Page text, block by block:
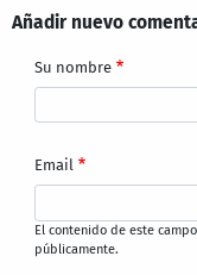
Añadir nuevo
Su nombre
Email
El contenido de este
públicamente.